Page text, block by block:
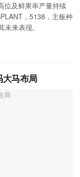
位及鲜果串产量持续
，5138，主板种
来表现。
马布局